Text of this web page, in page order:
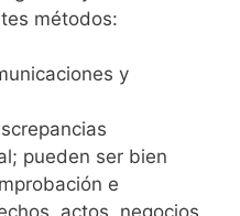
métodos:
y
pueden ser bien
e